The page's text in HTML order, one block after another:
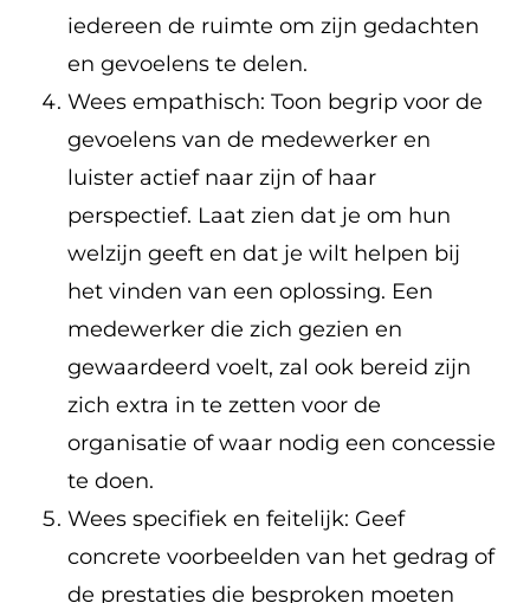
iedereen de ruimte om zijn gedachten
en gevoelens te delen.
Wees empathisch: Toon begrip voor de
gevoelens van de medewerker en
luister actief naar zijn of haar
perspectief. Laat zien dat je om hun
welzijn geeft en dat je wilt helpen bij
het vinden van een oplossing. Een
medewerker die zich gezien en
gewaardeerd voelt, zal ook bereid zijn
zich extra in te zetten voor de
organisatie of waar nodig een concessie
te doen.
Wees specifiek en feitelijk: Geef
concrete voorbeelden van het gedrag of
de prestaties die besproken moeten